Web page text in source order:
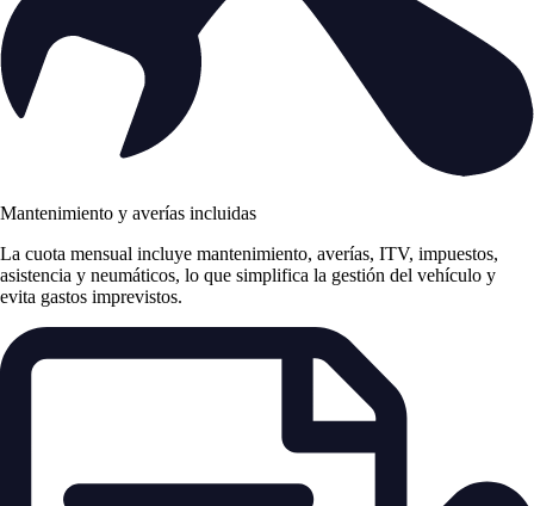
Mantenimiento y averías incluidas
La cuota mensual incluye mantenimiento, averías, ITV, impuestos,
asistencia y neumáticos, lo que simplifica la gestión del vehículo y
evita gastos imprevistos.